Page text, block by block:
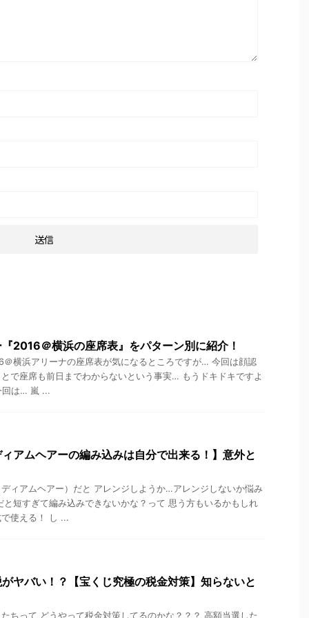
2016＠横浜の座席表』をパターン別に紹介！
＠横浜アリーナの座席表が気になるところですが… 今回は顔認
で座席も前日までわからないという事実… もうドキドキですよ
回は… 嵐 ...
アムヘアーの編み込みは自分で出来る！】意外と
ィアムヘアー）だと アレンジしようか…アレンジしないか悩み
と短すぎて編み込みできないかな？って 思う方もいるかもしれ
使える！ し ...
ヤバい！？【宝くじ究極の税金対策】知らないと
ちって どうやって税金対策してるのかな？？？ 高額当選した